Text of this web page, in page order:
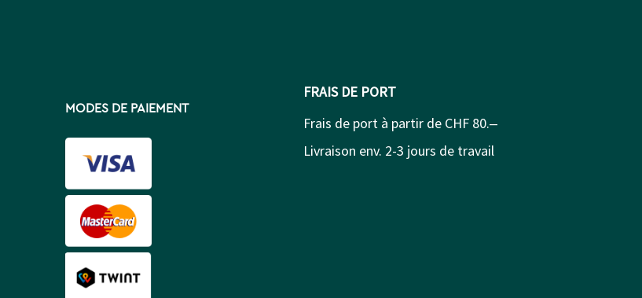
MODES DE PAIEMENT
FRAIS DE PORT
Frais de port à partir de CHF 80.‒
Livraison env. 2-3 jours de travail